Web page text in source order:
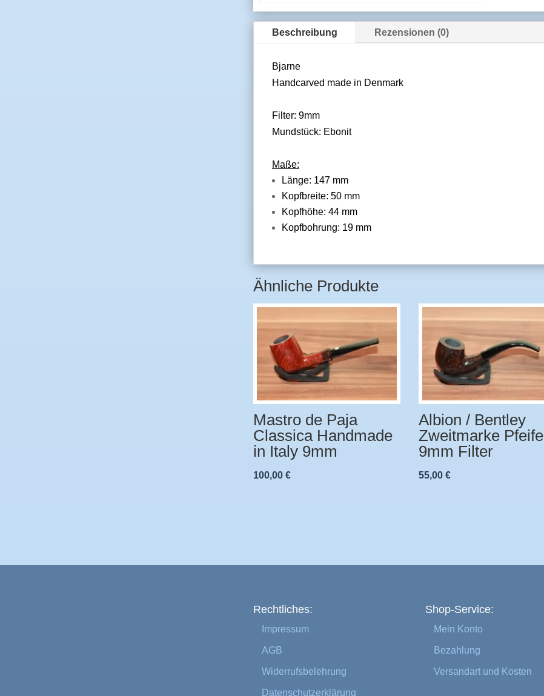
Beschreibung Rezensionen (0)
Bjarne
Handcarved made in Denmark
Filter: 9mm
Mundstück: Ebonit
Maße:
Länge: 147 mm
Kopfbreite: 50 mm
Kopfhöhe: 44 mm
Kopfbohrung: 19 mm
Ähnliche Produkte
Mastro de Paja
Classica Handmade
in Italy 9mm
100,00 €
Albion / Bentley
Zweitmarke Pfeife
9mm Filter
55,00€
Rechtliches:
Impressum
AGB
Widerrufsbelehrung
Datenschutzerklärung
Shop-Service:
Mein Konto
Bezahlung
Versandart und Kosten